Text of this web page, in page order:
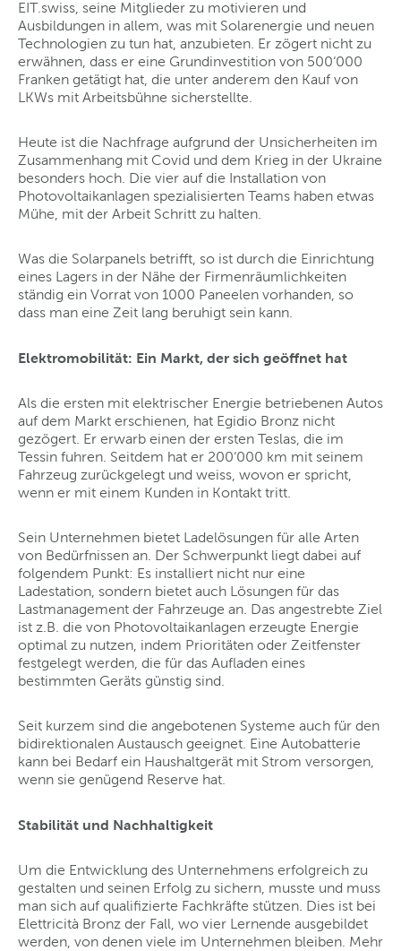
EIT.swiss, seine Mitglieder zu motivieren und
Ausbildungen in allem, was mit Solarenergie und neuen
Technologien zu tun hat, anzubieten. Er zögert nicht zu
erwähnen, dass er eine Grundinvestition von 500‘000
Franken getätigt hat, die unter anderem den Kauf von
LKWs mit Arbeitsbühne sicherstellte.
Heute ist die Nachfrage aufgrund der Unsicherheiten im
Zusammenhang mit Covid und dem Krieg in der Ukraine
besonders hoch. Die vier auf die Installation von
Photovoltaikanlagen spezialisierten Teams haben etwas
Mühe, mit der Arbeit Schritt zu halten.
Was die Solarpanels betrifft, so ist durch die Einrichtung
eines Lagers in der Nähe der Firmenräumlichkeiten
ständig ein Vorrat von 1000 Paneelen vorhanden, so
dass man eine Zeit lang beruhigt sein kann.
Elektromobilität: Ein Markt, der sich geöffnet hat
Als die ersten mit elektrischer Energie betriebenen Autos
auf dem Markt erschienen, hat Egidio Bronz nicht
gezögert. Er erwarb einen der ersten Teslas, die im
Tessin fuhren. Seitdem hat er 200‘000 km mit seinem
Fahrzeug zurückgelegt und weiss, wovon er spricht,
wenn er mit einem Kunden in Kontakt tritt.
Sein Unternehmen bietet Ladelösungen für alle Arten
von Bedürfnissen an. Der Schwerpunkt liegt dabei auf
folgendem Punkt: Es installiert nicht nur eine
Ladestation, sondern bietet auch Lösungen für das
Lastmanagement der Fahrzeuge an. Das angestrebte Ziel
ist z.B. die von Photovoltaikanlagen erzeugte Energie
optimal zu nutzen, indem Prioritäten oder Zeitfenster
festgelegt werden, die für das Aufladen eines
bestimmten Geräts günstig sind.
Seit kurzem sind die angebotenen Systeme auch für den
bidirektionalen Austausch geeignet. Eine Autobatterie
kann bei Bedarf ein Haushaltgerät mit Strom versorgen,
wenn sie genügend Reserve hat.
Stabilität und Nachhaltigkeit
Um die Entwicklung des Unternehmens erfolgreich zu
gestalten und seinen Erfolg zu sichern, musste und muss
man sich auf qualifizierte Fachkräfte stützen. Dies ist bei
Elettricità Bronz der Fall, wo vier Lernende ausgebildet
werden, von denen viele im Unternehmen bleiben. Mehr